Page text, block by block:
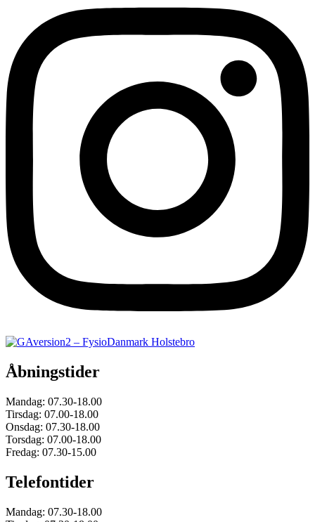
Åbningstider
Mandag: 07.30-18.00
Tirsdag: 07.00-18.00
Onsdag: 07.30-18.00
Torsdag: 07.00-18.00
Fredag: 07.30-15.00
Telefontider
Mandag: 07.30-18.00